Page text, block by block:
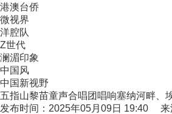
港澳台侨
微视界
洋腔队
Z世代
澜湄印象
中国风
中国新视野
五指山黎苗童声合唱团唱响塞纳河畔、
发布时间：2025年05月09日 19:40 来